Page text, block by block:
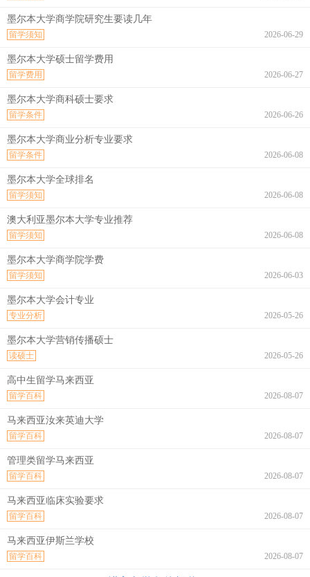
墨尔本大学商学院研究生要读几年
2026-06-29
留学须知
墨尔本大学硕士留学费用
2026-06-27
留学费用
墨尔本大学商科硕士要求
2026-06-26
留学条件
墨尔本大学商业分析专业要求
2026-06-08
留学条件
墨尔本大学全球排名
2026-06-08
留学须知
澳大利亚墨尔本大学专业推荐
2026-06-08
留学须知
墨尔本大学商学院学费
2026-06-03
留学须知
墨尔本大学会计专业
2026-05-26
专业分析
墨尔本大学营销传播硕士
2026-05-26
读硕士
高中生留学马来西亚
2026-08-07
留学百科
马来西亚汝来英迪大学
2026-08-07
留学百科
管理类留学马来西亚
2026-08-07
留学百科
马来西亚临床实验要求
2026-08-07
留学百科
马来西亚伊斯兰学校
2026-08-07
留学百科